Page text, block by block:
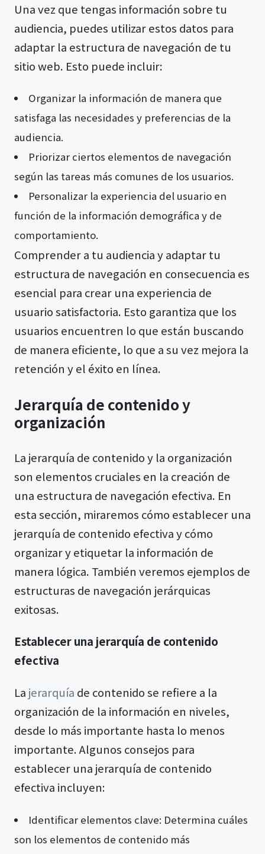
Una vez que tengas información sobre tu
audiencia, puedes utilizar estos datos para
adaptar la estructura de navegación de tu
sitio web. Esto puede incluir:
Organizar la información de manera que
satisfaga las necesidades y preferencias de la
audiencia.
Priorizar ciertos elementos de navegación
según las tareas más comunes de los usuarios.
Personalizar la experiencia del usuario en
función de la información demográfica y de
comportamiento.
Comprender a tu audiencia y adaptar tu
estructura de navegación en consecuencia es
esencial para crear una experiencia de
usuario satisfactoria. Esto garantiza que los
usuarios encuentren lo que están buscando
de manera eficiente, lo que a su vez mejora la
retención y el éxito en línea.
Jerarquía de contenido y
organización
La jerarquía de contenido y la organización
son elementos cruciales en la creación de
una estructura de navegación efectiva. En
esta sección, miraremos cómo establecer una
jerarquía de contenido efectiva y cómo
organizar y etiquetar la información de
manera lógica. También veremos ejemplos de
estructuras de navegación jerárquicas
exitosas.
Establecer una jerarquía de contenido
efectiva
La jerarquía de contenido se refiere a la
organización de la información en niveles,
desde lo más importante hasta lo menos
importante. Algunos consejos para
establecer una jerarquía de contenido
efectiva incluyen:
Identificar elementos clave: Determina cuáles
son los elementos de contenido más